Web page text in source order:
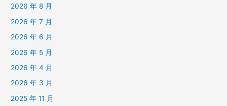
2026 年 8 月
2026 年 7 月
2026 年 6 月
2026 年 5 月
2026 年 4 月
2026 年 3 月
2025 年 11 月